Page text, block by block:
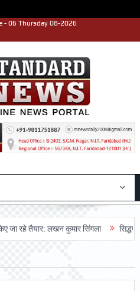
- 06 Thursday 08-2026
रहे तैयार: लखन कुमार सिंगला सिद्धपीठ